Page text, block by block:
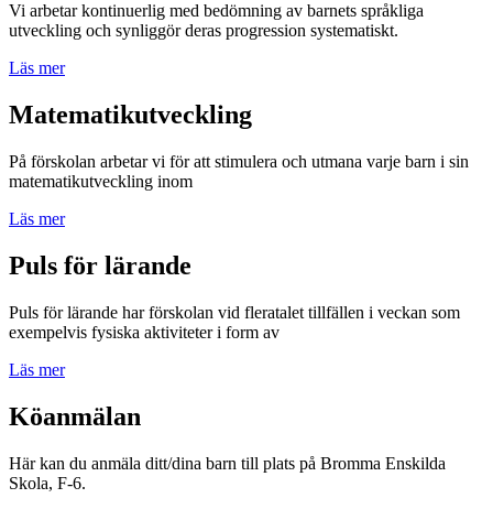
Vi arbetar kontinuerlig med bedömning av barnets språkliga
utveckling och synliggör deras progression systematiskt.
Läs mer
Matematikutveckling
På förskolan arbetar vi för att stimulera och utmana varje barn i sin
matematikutveckling inom
Läs mer
Puls för lärande
Puls för lärande har förskolan vid fleratalet tillfällen i veckan som
exempelvis fysiska aktiviteter i form av
Läs mer
Köanmälan
Här kan du anmäla ditt/dina barn till plats på Bromma Enskilda
Skola, F-6.